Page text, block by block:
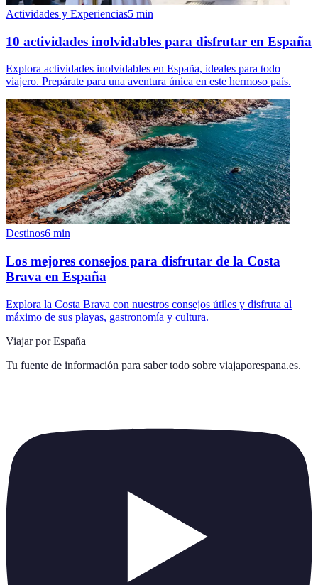
Actividades y Experiencias5 min
10 actividades inolvidables para disfrutar en España
Explora actividades inolvidables en España, ideales para todo
viajero. Prepárate para una aventura única en este hermoso país.
Destinos6 min
Los mejores consejos para disfrutar de la Costa
Brava en España
Explora la Costa Brava con nuestros consejos útiles y disfruta al
máximo de sus playas, gastronomía y cultura.
Viajar por España
Tu fuente de información para saber todo sobre viajaporespana.es.